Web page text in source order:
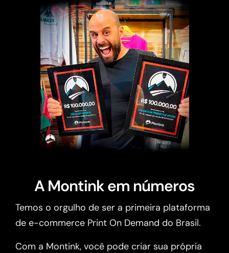
A Montink em números
Temos o orgulho de ser a primeira plataforma
de e-commerce Print On Demand do Brasil.
Com a Montink, você pode criar sua própria